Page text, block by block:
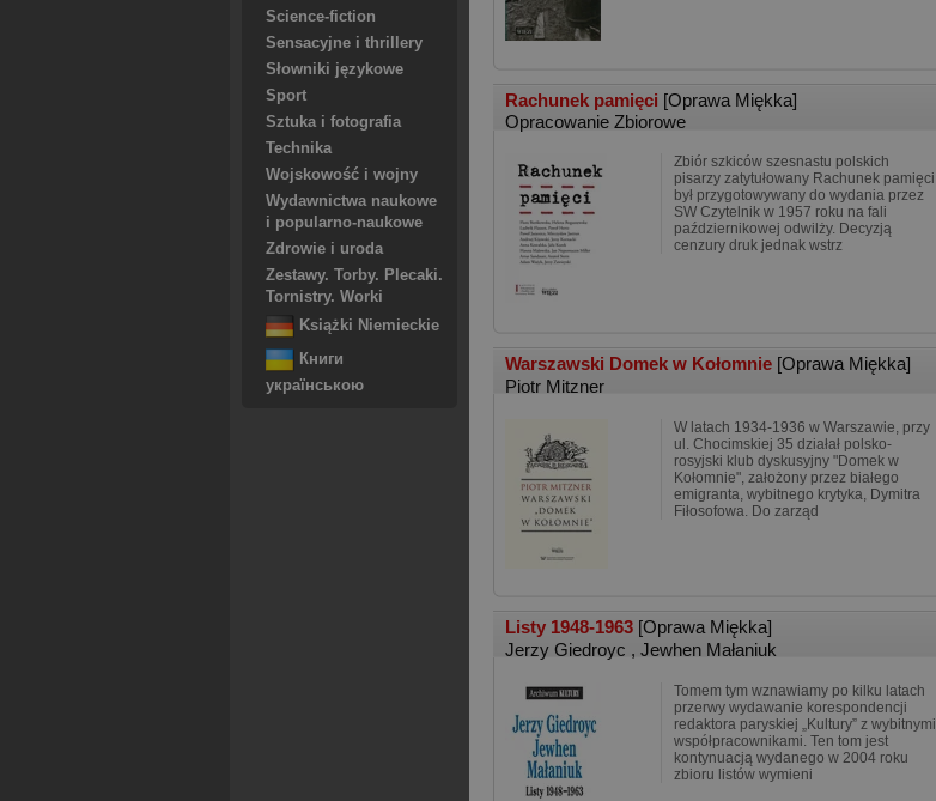
Science-fiction
Sensacyjne i thrillery
Słowniki językowe
Sport
Sztuka i fotografia
Technika
Wojskowość i wojny
Wydawnictwa naukowe
i popularno-naukowe
Zdrowie i uroda
Zestawy. Torby. Plecaki.
Tornistry. Worki
Książki Niemieckie
Книги
українською
Rachunek pamięci [Oprawa Miękka]
Opracowanie Zbiorowe
Zbiór szkiców szesnastu polskich
pisarzy zatytułowany Rachunek pamięci
był przygotowywany do wydania przez
SW Czytelnik w 1957 roku na fali
październikowej odwilży. Decyzją
cenzury druk jednak wstrz
Warszawski Domek w Kołomnie [Oprawa Miękka]
Piotr Mitzner
W latach 1934-1936 w Warszawie, przy
ul. Chocimskiej 35 działał polsko-
rosyjski klub dyskusyjny "Domek w
Kołomnie", założony przez białego
emigranta, wybitnego krytyka, Dymitra
Fiłosofowa. Do zarząd
Listy 1948-1963 [Oprawa Miękka]
Jerzy Giedroyc , Jewhen Małaniuk
Tomem tym wznawiamy po kilku latach
przerwy wydawanie korespondencji
redaktora paryskiej „Kultury” z wybitnymi
współpracownikami. Ten tom jest
kontynuacją wydanego w 2004 roku
zbioru listów wymieni